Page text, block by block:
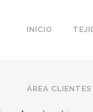
INICIO
ÁREA CLIENTES